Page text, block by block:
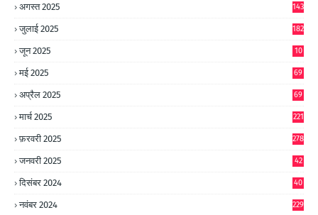
अगस्त 2025 143
जुलाई 2025 182
जून 2025
10
मई 2025 69
अप्रैल 2025 69
मार्च 2025 221
फ़रवरी 2025 278
जनवरी 2025
42
दिसंबर 2024
40
नवंबर 2024 229